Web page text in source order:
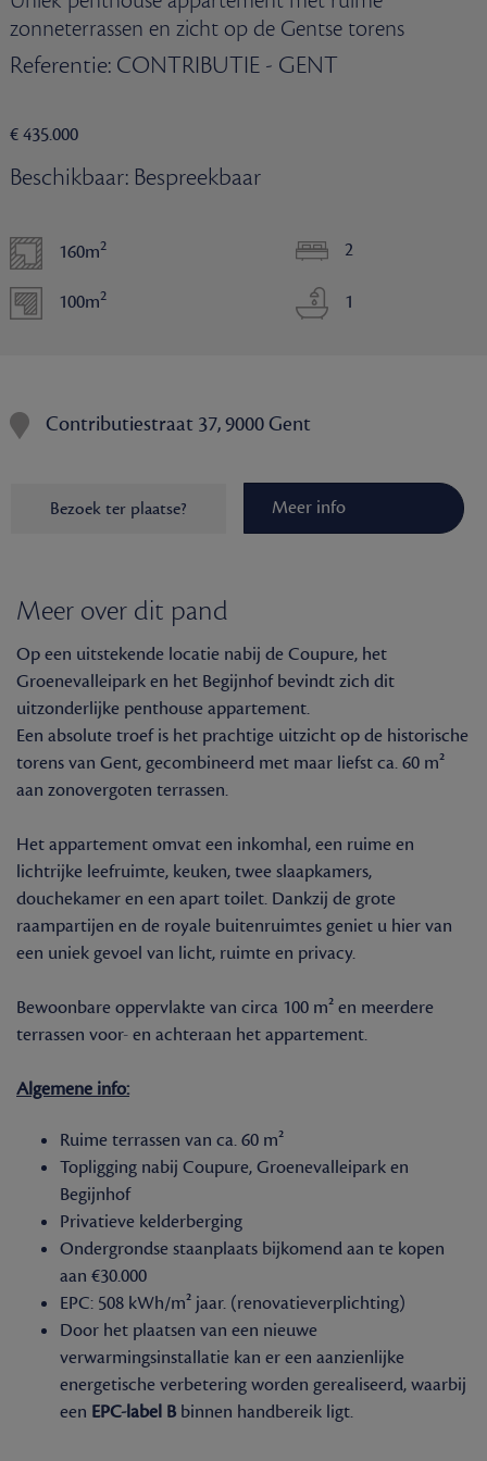
zonneterrassen en zicht op de Gentse torens
Referentie: CONTRIBUTIE - GENT
€ 435.000
Beschikbaar: Bespreekbaar
160m2 2
100m2 1
Contributiestraat 37, 9000 Gent
Bezoek ter plaatse? Meer info
Meer over dit pand
Op een uitstekende locatie nabij de Coupure, het
Groenevalleipark en het Begijnhof bevindt zich dit
uitzonderlijke penthouse appartement.
Een absolute troef is het prachtige uitzicht op de historische
torens van Gent, gecombineerd met maar liefst ca. 60 m²
aan zonovergoten terrassen.
Het appartement omvat een inkomhal, een ruime en
lichtrijke leefruimte, keuken, twee slaapkamers,
douchekamer en een apart toilet. Dankzij de grote
raampartijen en de royale buitenruimtes geniet u hier van
een uniek gevoel van licht, ruimte en privacy.
Bewoonbare oppervlakte van circa 100 m² en meerdere
terrassen voor- en achteraan het appartement.
Algemene info:
Ruime terrassen van ca. 60 m²
Topligging nabij Coupure, Groenevalleipark en
Begijnhof
Privatieve kelderberging
Ondergrondse staanplaats bijkomend aan te kopen
aan €30.000
EPC: 508 kWh/m² jaar. (renovatieverplichting)
Door het plaatsen van een nieuwe
verwarmingsinstallatie kan er een aanzienlijke
energetische verbetering worden gerealiseerd, waarbij
een EPC-label Bbinnen handbereik ligt.